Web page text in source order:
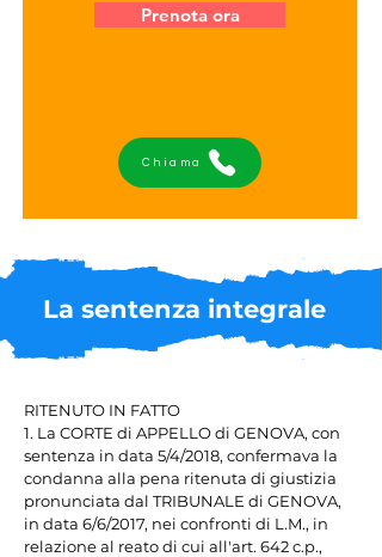
Prenota ora
Chiama
La sentenza integrale
RITENUTO IN FATTO
1. La CORTE di APPELLO di GENOVA, con
sentenza in data 5/4/2018, confermava la
condanna alla pena ritenuta di giustizia
pronunciata dal TRIBUNALE di GENOVA,
in data 6/6/2017, nei confronti di L.M., in
relazione al reato di cui all'art. 642 c.p.,